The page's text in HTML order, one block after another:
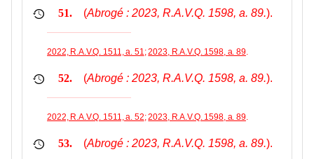
51. (Abrogé : 2023, R.A.V.Q. 1598, a. 89.).
2022, R.A.V.Q. 1511, a. 51 ;2023, R.A.V.Q. 1598, a. 89.
52. (Abrogé : 2023, R.A.V.Q. 1598, a. 89.).
2022, R.A.V.Q. 1511, a. 52;2023, R.A.V.Q. 1598, a. 89.
53. (Abrogé : 2023, R.A.V.Q. 1598, a. 89.).